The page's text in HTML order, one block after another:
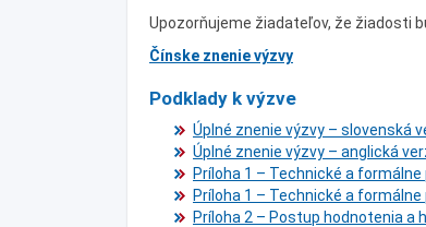
Upozorňujeme žiadateľov, že žiadosti
Čínske znenie výzvy
Podklady k výzve
Úplné znenie výzvy – slovenská
Úplné znenie výzvy – anglická
Príloha 1 – Technické a
Príloha 1 – Technické a
Príloha 2 – Postup hodnotenia a